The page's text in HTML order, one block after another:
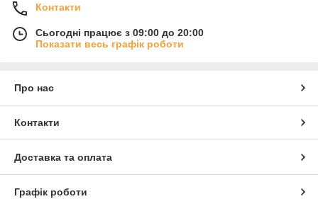
Контакти
Сьогодні працює з 09:00 до 20:00
Показати весь графік роботи
Про нас
Контакти
Доставка та оплата
Графік роботи